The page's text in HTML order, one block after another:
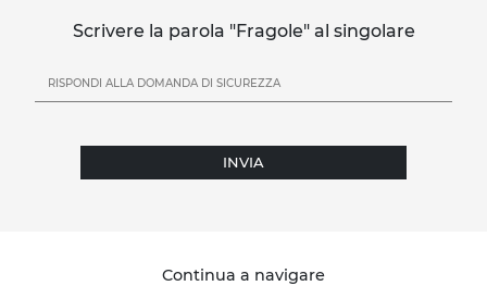
Scrivere la parola "Fragole" al singolare
INVIA
Continua a navigare